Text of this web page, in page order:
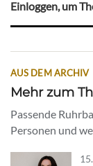
Einloggen, um
AUS DEM ARCHIV
Mehr zum
Passende
Personen und